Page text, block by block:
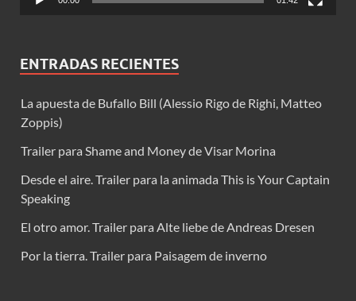
ENTRADAS RECIENTES
La apuesta de Bufallo Bill (Alessio Rigo de Righi, Matteo
Zoppis)
Trailer para Shame and Money de Visar Morina
Desde el aire. Trailer para la animada This is Your Captain
Speaking
El otro amor. Trailer para Alte liebe de Andreas Dresen
Por la tierra. Trailer para Paisagem de inverno